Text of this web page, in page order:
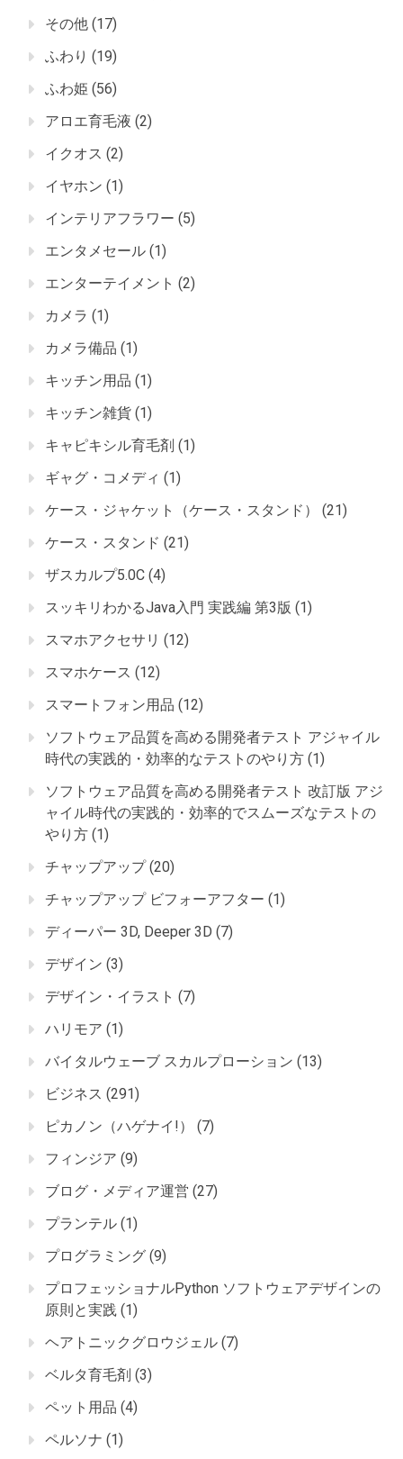
その他 (17)
ふわり (19)
ふわ姫 (56)
アロエ育毛液 (2)
イクオス (2)
イヤホン (1)
インテリアフラワー (5)
エンタメセール (1)
エンターテイメント (2)
カメラ (1)
カメラ備品 (1)
キッチン用品 (1)
キッチン雑貨 (1)
キャピキシル育毛剤 (1)
ギャグ・コメディ (1)
ケース・ジャケット（ケース・スタンド）
(21)
ケース・スタンド (21)
ザスカルプ5.0C (4)
スッキリわかるJava入門 実践編 第3版 (1)
スマホアクセサリ (12)
スマホケース (12)
スマートフォン用品 (12)
ソフトウェア品質を高める開発者テスト アジャイル
時代の実践的・効率的なテストのやり方 (1)
ソフトウェア品質を高める開発者テスト 改訂版 アジ
ャイル時代の実践的・効率的でスムーズなテストの
やり方 (1)
チャップアップ(20)
チャップアップ ビフォーアフター (1)
ディーパー 3D, Deeper 3D (7)
デザイン (3)
デザイン・イラスト (7)
ハリモア (1)
バイタルウェーブ スカルプローション (13)
ビジネス (291)
ピカノン（ハゲナイ!）
(7)
フィンジア (9)
ブログ・メディア運営 (27)
プランテル (1)
プログラミング (9)
プロフェッショナルPython ソフトウェアデザインの
原則と実践 (1)
ヘアトニックグロウジェル (7)
ベルタ育毛剤 (3)
ペット用品 (4)
ペルソナ (1)